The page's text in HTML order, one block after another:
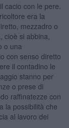
cacio con le pere.
era la
mezzadro o
si abbina,
o una
con senso diretto
il contadino le
stanno per
o prese di
raffinatezze con
la possibilità che
al lavoro dei